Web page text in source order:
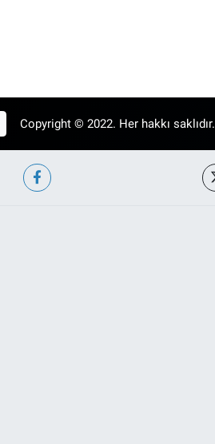
Copyright © 2022. Her hakkı saklıdır.